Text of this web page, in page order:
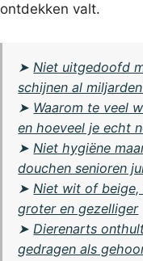
ontdekken valt.
➤ Niet uitgedoofd
schijnen al
➤ Waarom te veel
en hoeveel je echt
➤ Niet hygiëne
douchen senioren
➤ Niet wit of beige,
groter en gezelliger
➤ Dierenarts
gedragen als